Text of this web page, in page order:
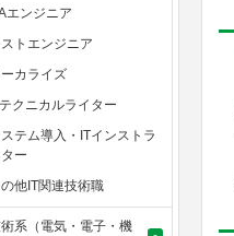
エンジニア
トエンジニア
ーカライズ
テクニカルライター
テム導入・ITインストラ
ー
他IT関連技術職
系（電気・電子・機